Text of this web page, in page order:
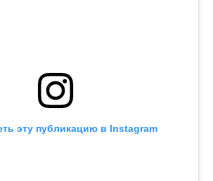
эту публикацию в Instagram